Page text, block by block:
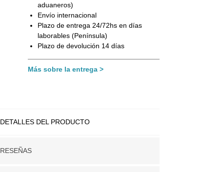
aduaneros)
Envío internacional
Plazo de entrega 24/72hs en días
laborables (Península)
Plazo de devolución 14 días
Más sobre la entrega
DETALLES DEL PRODUCTO
RESEÑAS